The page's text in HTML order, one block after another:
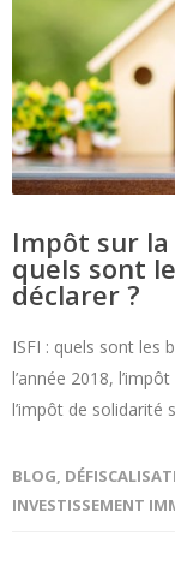
Impôt sur
quels sont
déclarer ?
ISFI : quels sont les
l’année 2018,
l’impôt de solidarité
BLOG,
INVESTISSEMENT